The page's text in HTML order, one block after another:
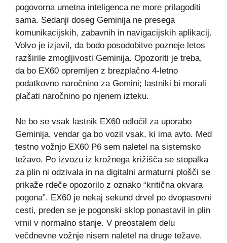
pogovorna umetna inteligenca ne more prilagoditi
sama. Sedanji doseg Geminija ne presega
komunikacijskih, zabavnih in navigacijskih aplikacij.
Volvo je izjavil, da bodo posodobitve pozneje letos
razširile zmogljivosti Geminija. Opozoriti je treba,
da bo EX60 opremljen z brezplačno 4-letno
podatkovno naročnino za Gemini; lastniki bi morali
plačati naročnino po njenem izteku.
Ne bo se vsak lastnik EX60 odločil za uporabo
Geminija, vendar ga bo vozil vsak, ki ima avto. Med
testno vožnjo EX60 P6 sem naletel na sistemsko
težavo. Po izvozu iz krožnega križišča se stopalka
za plin ni odzivala in na digitalni armaturni plošči se
prikaže rdeče opozorilo z oznako “kritična okvara
pogona”. EX60 je nekaj sekund drvel po dvopasovni
cesti, preden se je pogonski sklop ponastavil in plin
vrnil v normalno stanje. V preostalem delu
večdnevne vožnje nisem naletel na druge težave.